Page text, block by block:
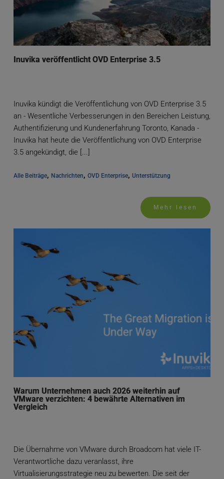
Inuvika veröffentlicht OVD Enterprise 3.5
Inuvika kündigt die Veröffentlichung von OVD Enterprise 3.5
an - Wesentliche Verbesserungen in den Bereichen Leistung,
Authentifizierung und Kundenerfahrung Toronto, Kanada -
Inuvika hat heute die Veröffentlichung von OVD Enterprise
3.5 angekündigt, die [...]
Alle Beiträge, Nachrichten, OVD Enterprise, Unterstützung
Mehr lesen
Warum Unternehmen auch 2026 weiterhin auf
VMware verzichten: 4 bewährte Alternativen im
Vergleich
Die Übernahme von VMware durch Broadcom hat viele IT-
Verantwortliche dazu veranlasst, ihre
Virtualisierungsstrategie neu zu bewerten. Die seit der